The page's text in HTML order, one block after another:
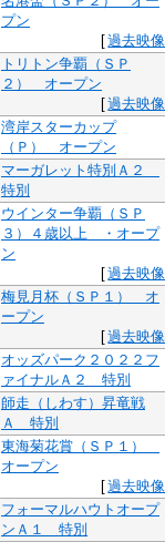
プン
[過去映像
トリトン争覇（ＳＰ
２） オープン
[過去映像
湾岸スターカップ
（Ｐ） オープン
マーガレット特別Ａ２
特別
ウインター争覇（ＳＰ
３）４歳以上 ・オープ
ン
[過去映像
梅見月杯（ＳＰ１） オ
ープン
[過去映像
オッズパーク２０２２フ
ァイナルＡ２ 特別
師走（しわす）昇竜戦
Ａ 特別
東海菊花賞（ＳＰ１）
オープン
[過去映像
フォーマルハウトオープ
ンＡ１ 特別